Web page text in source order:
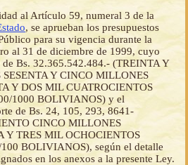
al Artículo 59, numeral 3 de la
, se aprueban los presupuestos
para su vigencia durante la
al 31 de diciembre de 1999, cuyo
Bs. 32.365.542.484.- (TREINTA Y
Y CINCO MILLONES
Y DOS MIL CUATROCIENTOS
1000 BOLIVIANOS) y el
de Bs. 24, 105, 293, 8641-
CINCO MILLONES
Y TRES MIL OCHOCIENTOS
BOLIVIANOS), según el detalle
en los anexos a la presente Ley.